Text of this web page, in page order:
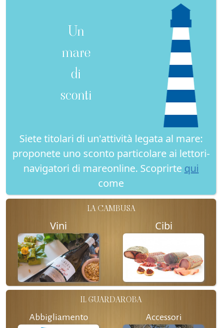
Un
mare
di
sconti
Siete titolari di un'attività legata al mare:
proponete uno sconto particolare ai lettori-
navigatori di mareonline. Scoprirte qui
come
LA CAMBUSA
Vini Cibi
IL GUARDAROBA
Abbigliamento Accessori